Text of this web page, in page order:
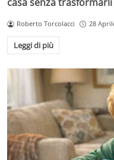
Roberto Torcolacci 28
Leggi di più